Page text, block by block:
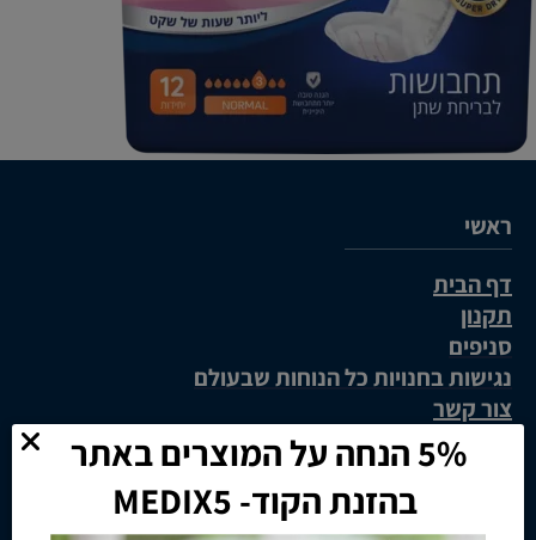
ראשי
דף הבית
תקנון
סניפים
נגישות בחנויות כל הנוחות שבעולם
צור קשר
מפת אתר
5% הנחה על המוצרים באתר
בהזנת הקוד- MEDIX5